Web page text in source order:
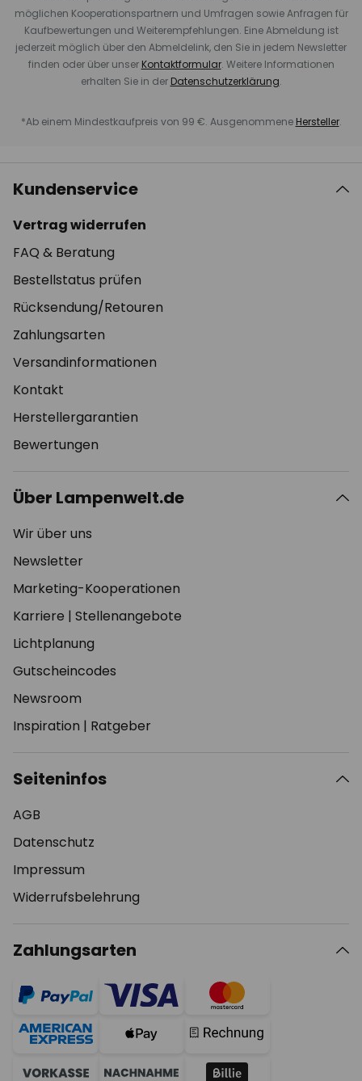
möglichen Kooperationspartnern und Umfragen sowie Anfragen für
Kaufbewertungen und Weiterempfehlungen. Eine Abmeldung ist
jederzeit möglich über den Abmeldelink, den Sie in jedem Newsletter
finden oder über unser Kontaktformular. Weitere Informationen
erhalten Sie in der Datenschutzerklärung.
*Ab einem Mindestkaufpreis von 99 €. Ausgenommene Hersteller.
Kundenservice
Vertrag widerrufen
FAQ & Beratung
Bestellstatus prüfen
Rücksendung/Retouren
Zahlungsarten
Versandinformationen
Kontakt
Herstellergarantien
Bewertungen
Über Lampenwelt.de
Wir über uns
Newsletter
Marketing-Kooperationen
Karriere | Stellenangebote
Lichtplanung
Gutscheincodes
Newsroom
Inspiration | Ratgeber
Seiteninfos
AGB
Datenschutz
Impressum
Widerrufsbelehrung
Zahlungsarten